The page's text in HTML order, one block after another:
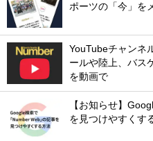
ポーツの「今」を
YouTubeチャンネ
ールや陸上、バス
を動画で
【お知らせ】
を見つけやすくす